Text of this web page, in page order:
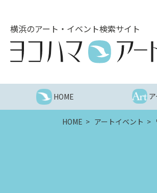
横浜のアート・イベント検索サイト
HOME
HOME アートイベント